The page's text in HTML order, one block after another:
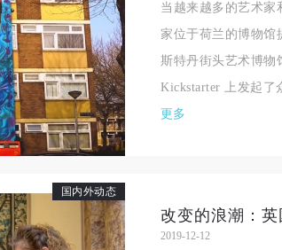
当越来越多的艺术家
家位于荷兰的博物馆
斯特丹街头艺术博物
Kickstarter 上发起了
更多
国内外动态
改变的浪潮：
2019-12-12
手机号码
验证码
可使用雅昌艺术网会员账户登录
中央美术学院美术馆出版授权协议书
本人完全同意《中央美术学院美术馆》（以下简称
参与中央美术学院美术馆公共教育部组织的公益性
动）的涉及本人的图像、照片、文字、著作、活动
的作品）提交中央美术学院用作发表、出版。中央
络及其它数字媒体形式公开出版，并同意编入《中
机构和平台，在中央美术学院中使用和在互联网上
定享受相关权益。
中央美术学院美术馆出版授权协议书
本人完全同意《中央美术学院美术馆》（以下简称
参与中央美术学院美术馆公共教育部组织的公益性
动）的涉及本人的图像、照片、文字、著作、活动
的作品）提交中央美术学院用作发表、出版。中央
络及其它数字媒体形式公开出版，并同意编入《中
机构和平台，在中央美术学院中使用和在互联网上
定享受相关权益。
中央美术学院美术馆出版授权协议书
本人完全同意《中央美术学院美术馆》（以下简称
参与中央美术学院美术馆公共教育部组织的公益性
动）的涉及本人的图像、照片、文字、著作、活动
的作品）提交中央美术学院用作发表、出版。中央
络及其它数字媒体形式公开出版，并同意编入《中
机构和平台，在中央美术学院中使用和在互联网上
定享受相关权益。